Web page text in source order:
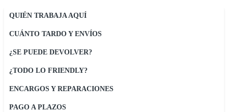
QUIÉN TRABAJA AQUÍ
CUÁNTO TARDO Y ENVÍOS
¿SE PUEDE DEVOLVER?
¿TODO LO FRIENDLY?
ENCARGOS Y REPARACIONES
PAGO A PLAZOS